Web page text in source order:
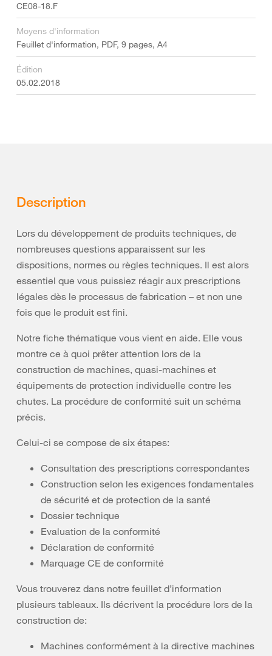
CE08-18.F
Moyens d'information
Feuillet d'information, PDF, 9 pages, A4
Édition
05.02.2018
Description
Lors du développement de produits techniques, de
nombreuses questions apparaissent sur les
dispositions, normes ou règles techniques. Il est alors
essentiel que vous puissiez réagir aux prescriptions
légales dès le processus de fabrication – et non une
fois que le produit est fini.
Notre fiche thématique vous vient en aide. Elle vous
montre ce à quoi prêter attention lors de la
construction de machines, quasi-machines et
équipements de protection individuelle contre les
chutes. La procédure de conformité suit un schéma
précis.
Celui-ci se compose de six étapes:
Consultation des prescriptions correspondantes
Construction selon les exigences fondamentales
de sécurité et de protection de la santé
Dossier technique
Evaluation de la conformité
Déclaration de conformité
Marquage CE de conformité
Vous trouverez dans notre feuillet d’information
plusieurs tableaux. Ils décrivent la procédure lors de la
construction de:
Machines conformément à la directive machines